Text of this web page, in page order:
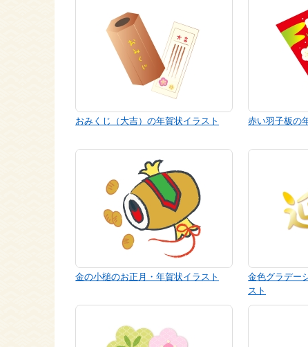
おみくじ（大吉）の年賀状イラスト 赤い羽子板の
金の小槌のお正月・年賀状イラスト
金色グラデー
スト